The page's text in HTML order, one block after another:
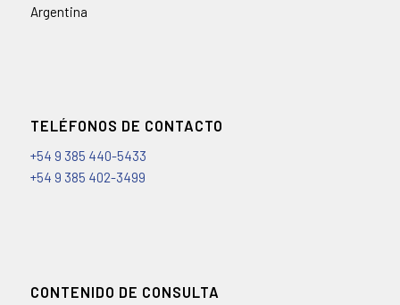
Argentina
TELÉFONOS DE CONTACTO
+54 9 385 440-5433
+54 9 385 402-3499
CONTENIDO DE CONSULTA